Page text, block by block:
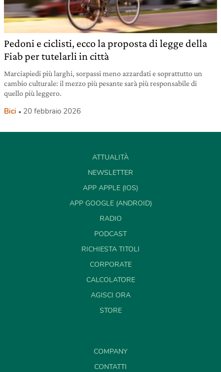
Pedoni e ciclisti, ecco la proposta di legge della
Fiab per tutelarli in città
Marciapiedi più larghi, sorpassi meno azzardati e soprattutto un
cambio culturale: il mezzo più pesante sarà più responsabile di
quello più leggero.
Bici 20 febbraio 2026
ATTUALITÀ
NEWSLETTER
APP APPLE (IOS)
APP GOOGLE (ANDROID)
RADIO
PODCAST
RICHIESTA TITOLI
CORPORATE
CALCOLATORE
AGISCI ORA
STORE
COMPANY
CONTATTI